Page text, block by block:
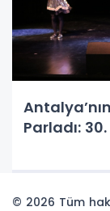
Parladı:
© 2026 Tüm